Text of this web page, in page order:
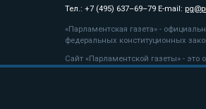
Тел.: +7 (495) 637–69–79 E-mail:
«Парламентская газета» -
федеральных конституционных
Сайт «Парламентской газеты» -
«Парламентской газеты» активная